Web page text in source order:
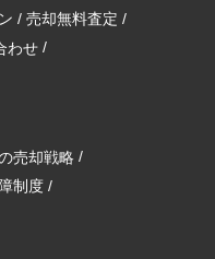
売却無料査定
わせ
売却戦略
制度